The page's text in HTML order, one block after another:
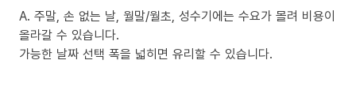
A. 주말, 손 없는 날, 월말/월초, 성수기에는 수요가 몰려 비용이
올라갈 수 있습니다.
가능한 날짜 선택 폭을 넓히면 유리할 수 있습니다.